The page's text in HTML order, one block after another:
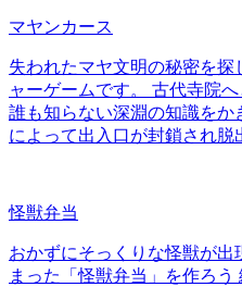
マヤンカース
失われたマヤ文明の秘密を
ャーゲームです。 古代寺院
誰も知らない深淵の知識を
によって出入口が封鎖され脱
怪獣弁当
おかずにそっくりな怪獣が
まった「怪獣弁当」を作ろ